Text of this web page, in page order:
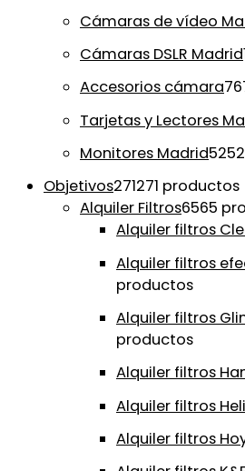
Cámaras de vídeo
Cámaras DSLR Madrid
Accesorios cámara76
Tarjetas y Lectores
Monitores Madrid52
Objetivos271271 productos
Alquiler Filtros6565
Alquiler filtros
Alquiler filtros
productos
Alquiler filtros
productos
Alquiler filtros
Alquiler filtros
Alquiler filtros